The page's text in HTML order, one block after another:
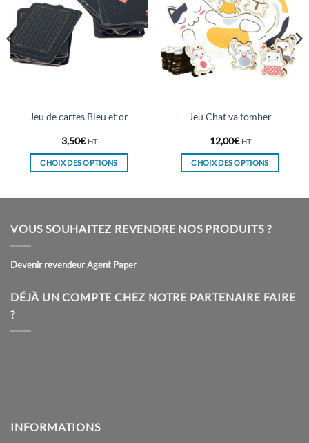
Jeu de cartes Bleu et or
3,50€ HT
CHOIX DES OPTIONS
variations.
options
être
Jeu Chat va tomber
12,00€ HT
CHOIX DES OPTIONS
variations.
être
VOUS SOUHAITEZ REVENDRE NOS PRODUITS ?
Devenir revendeur Agent Paper
DÉJÀ UN COMPTE CHEZ NOTRE PARTENAIRE FAIRE
?
INFORMATIONS